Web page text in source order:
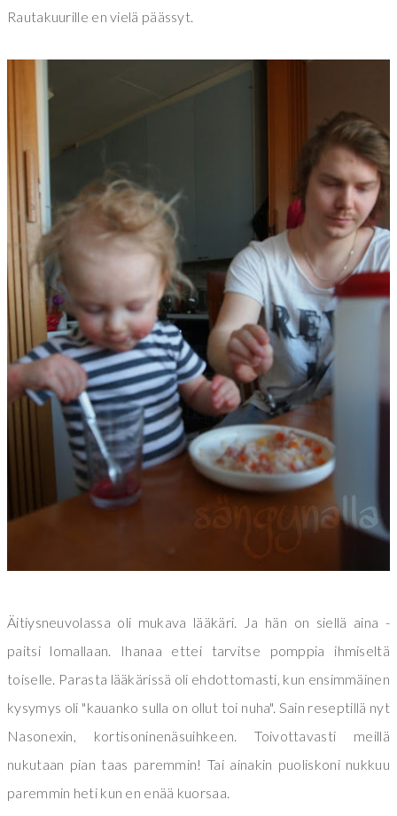
Rautakuurille en vielä päässyt.
Äitiysneuvolassa oli mukava lääkäri. Ja hän on siellä aina -
paitsi lomallaan. Ihanaa ettei tarvitse pomppia ihmiseltä
toiselle. Parasta lääkärissä oli ehdottomasti, kun ensimmäinen
kysymys oli "kauanko sulla on ollut toi nuha". Sain reseptillä nyt
Nasonexin, kortisoninenäsuihkeen. Toivottavasti meillä
nukutaan pian taas paremmin! Tai ainakin puoliskoni nukkuu
paremmin heti kun en enää kuorsaa.